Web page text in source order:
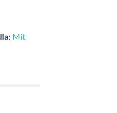
: Mit